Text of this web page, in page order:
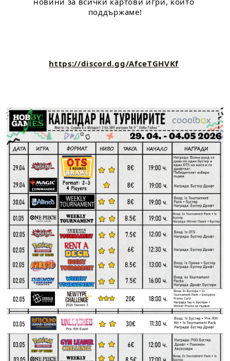
поддържаме!
https://discord.gg/AfceTGHVKf